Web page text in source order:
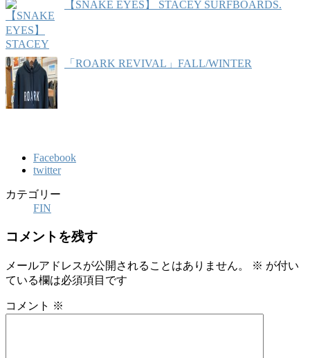
【SNAKE EYES】 STACEY SURFBOARDS.
「ROARK REVIVAL」FALL/WINTER
Facebook
twitter
カテゴリー
FIN
コメントを残す
メールアドレスが公開されることはありません。 ※ が付い
ている欄は必須項目です
コメント ※